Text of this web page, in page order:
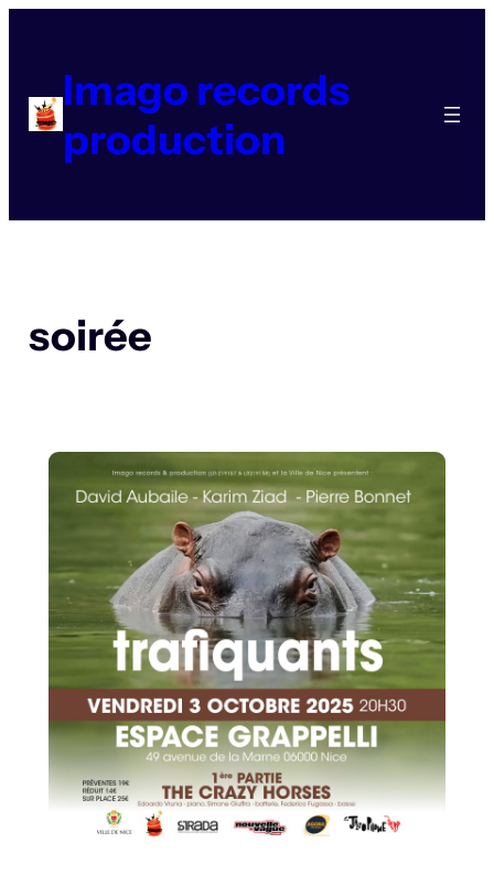
contenuImago records
production
soirée